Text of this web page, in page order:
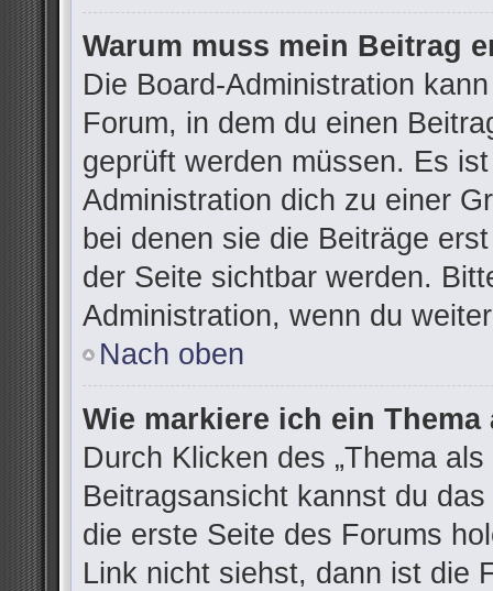
Warum muss mein Beitrag
Die Board-Administration
Forum, in dem du einen
geprüft werden müssen. Es
Administration dich zu einer
bei denen sie die Beiträge
der Seite sichtbar werden.
Administration, wenn du
Nach oben
Wie markiere ich ein Thema
Durch Klicken des „Thema
Beitragsansicht kannst du
die erste Seite des Forums
Link nicht siehst, dann ist die